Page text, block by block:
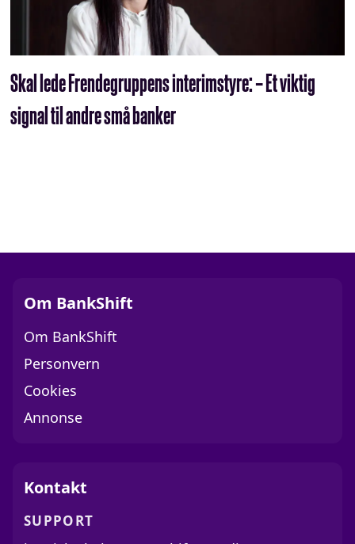
Skal lede Frendegruppens interimstyre: – Et viktig
signal til andre små banker
Om BankShift
Om BankShift
Personvern
Cookies
Annonse
Kontakt
SUPPORT